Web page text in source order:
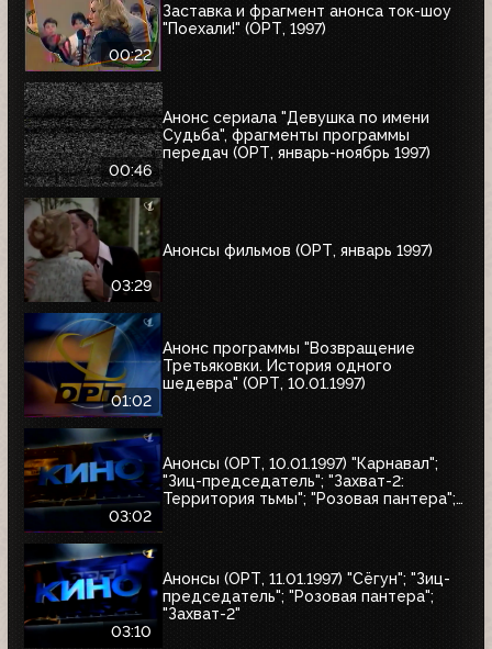
00:22
Заставка и фрагмент анонса ток-шоу
"Поехали!" (ОРТ, 1997)
00:46
Анонс сериала "Девушка по имени
Судьба", фрагменты программы
передач (ОРТ, январь-ноябрь 1997)
03:29
Анонсы фильмов (ОРТ, январь 1997)
01:02
Анонс программы "Возвращение
Третьяковки. История одного
шедевра" (ОРТ, 10.01.1997)
03:02
Анонсы (ОРТ, 10.01.1997) "Карнавал";
"Зиц-председатель"; "Захват-2:
Территория тьмы"; "Розовая пантера";
03:10
Анонсы (ОРТ, 11.01.1997) "Сёгун"; "Зиц-
председатель"; "Розовая пантера";
"Захват-2"